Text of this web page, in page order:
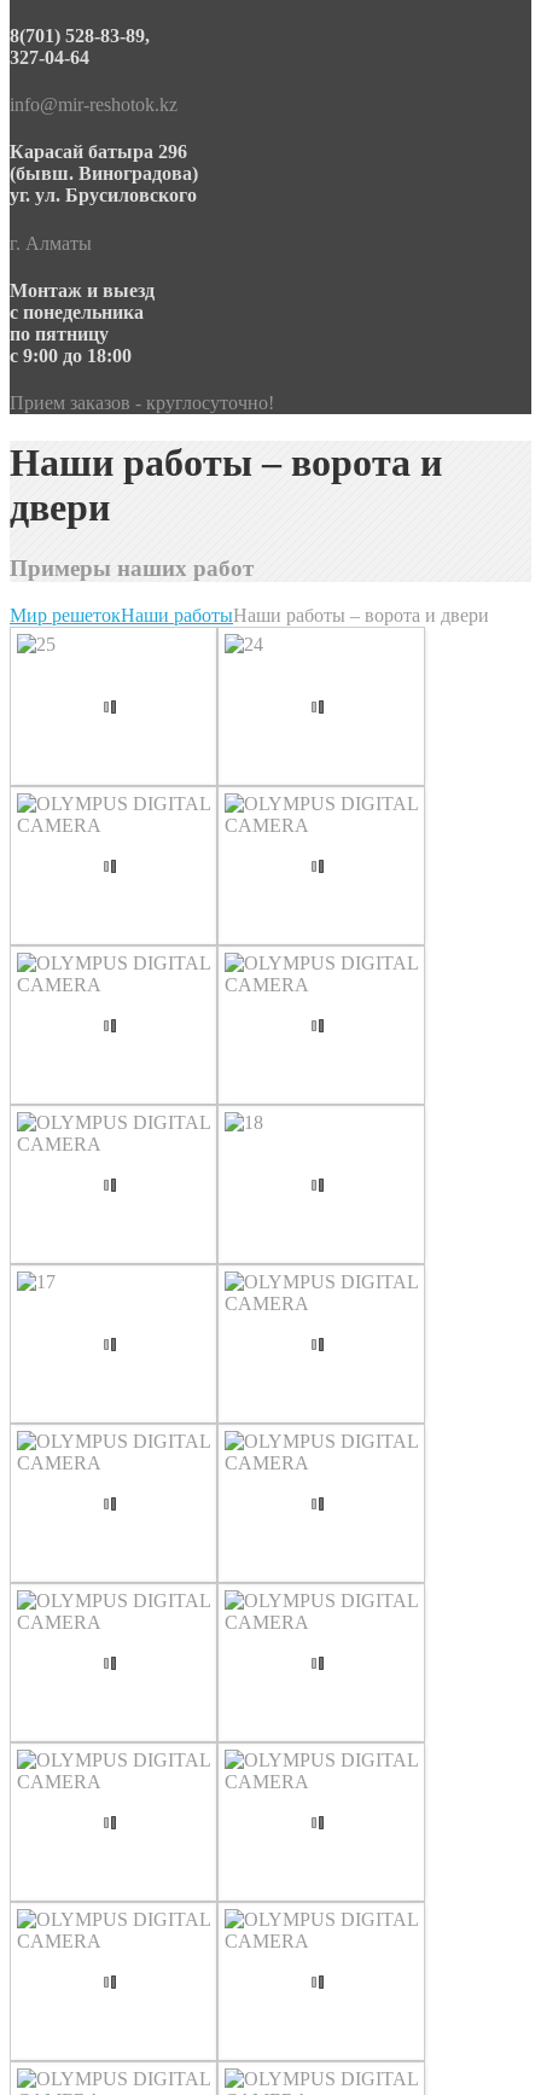
8(701) 528-83-89,
327-04-64
info@mir-reshotok.kz
Карасай батыра 296
(бывш. Виноградова)
уг. ул. Брусиловского
г. Алматы
Монтаж и выезд
с понедельника
по пятницу
с 9:00 до 18:00
Прием заказов - круглосуточно!
Наши работы – ворота и
двери
Примеры наших работ
Мир решетокНаши работыНаши работы – ворота и двери
25 24
OLYMPUS DIGITAL CAMERA OLYMPUS DIGITAL CAMERA
OLYMPUS DIGITAL CAMERA OLYMPUS DIGITAL CAMERA
OLYMPUS DIGITAL CAMERA 18
17 OLYMPUS DIGITAL CAMERA
OLYMPUS DIGITAL CAMERA OLYMPUS DIGITAL CAMERA
OLYMPUS DIGITAL CAMERA OLYMPUS DIGITAL CAMERA
OLYMPUS DIGITAL CAMERA OLYMPUS DIGITAL CAMERA
OLYMPUS DIGITAL CAMERA OLYMPUS DIGITAL CAMERA